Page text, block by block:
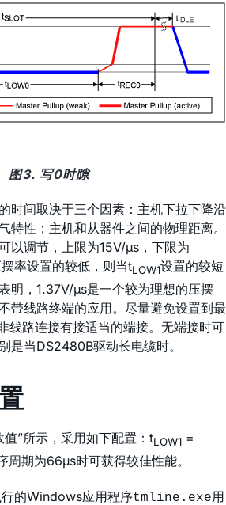
图3. 写0时隙
时间取决于三个因素：主机下拉下降沿
特性；主机和从器件之间的物理距离。
以调节，上限为15V/µs，下限为
率设置的较低，则当tLOW1设置的较短
明，1.37V/µs是一个较为理想的压摆
带线路终端的应用。尽量避免设置到最
线路连接有接适当的端接。无端接时可
是当DS2480B驱动长电缆时。
值”所示，采用如下配置：tLOW1 =
周期为66µs时可获得较佳性能。
的Windows应用程序tmline.exe用